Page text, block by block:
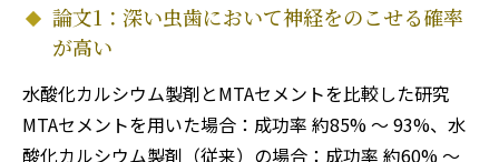
論文1：深い虫歯において神経をのこせる確率
が高い
水酸化カルシウム製剤とMTAセメントを比較した研究
MTAセメントを用いた場合：成功率 約85% 〜 93%、水
酸化カルシウム製剤（従来）の場合：成功率 約60% 〜